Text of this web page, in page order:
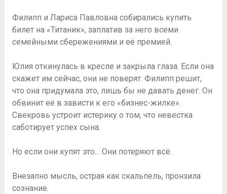
Филипп и Лариса Павловна собирались купить
билет на «Титаник», заплатив за него всеми
семейными сбережениями и её премией.
Юлия откинулась в кресле и закрыла глаза. Если она
скажет им сейчас, они не поверят. Филипп решит,
что она придумала это, лишь бы не давать денег. Он
обвинит её в зависти к его «бизнес-жилке».
Свекровь устроит истерику о том, что невестка
саботирует успех сына.
Но если они купят это… Они потеряют всё.
Внезапно мысль, острая как скальпель, пронзила
сознание.